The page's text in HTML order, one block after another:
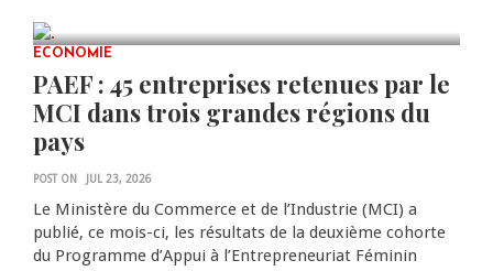
0 COMMENTS
ECONOMIE
PAEF : 45 entreprises retenues par le
MCI dans trois grandes régions du
pays
POST ON JUL 23, 2026
Le Ministère du Commerce et de l’Industrie (MCI) a
publié, ce mois-ci, les résultats de la deuxième cohorte
du Programme d’Appui à l’Entrepreneuriat Féminin